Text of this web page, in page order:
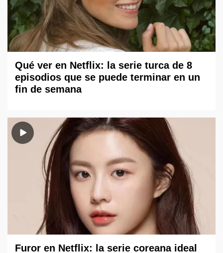
Qué ver en Netflix: la serie turca de 8
episodios que se puede terminar en un
fin de semana
Furor en Netflix: la serie coreana ideal